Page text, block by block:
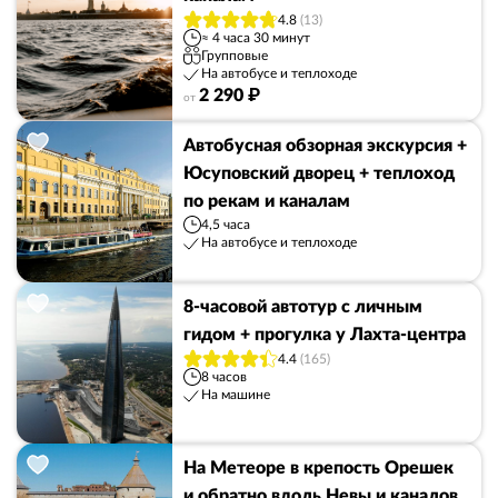
4.8 (13)
≈ 4 часа 30 минут
Групповые
На автобусе и теплоходе
от 2 290 ₽
Автобусная обзорная экскурсия +
Юсуповский дворец + теплоход
по рекам и каналам
4,5 часа
На автобусе и теплоходе
8-часовой автотур с личным
гидом + прогулка у Лахта-центра
4.4 (165)
8 часов
На машине
На Метеоре в крепость Орешек